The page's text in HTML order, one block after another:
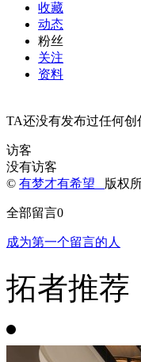
收藏
动态
粉丝
关注
资料
TA还没有发布过任何创
访客
没有访客
© 有梦才有希望 版权
全部留言0
成为第一个留言的人
拓者推荐